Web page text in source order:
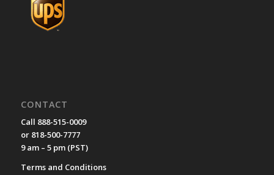
CONTACT
Call 888-515-0009
or 818-500-7777
9 am – 5 pm (PST)
Terms and Conditions